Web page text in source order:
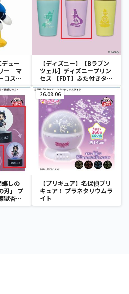
デュー
ー マ
コスチ
【ディズニー】【Bラプン
ツェル】ディズニープリン
セス 【FDT】ふた付きタン
ブラー
蝶しの
刃」 プ
獄杏寿
26.08.06
【プリキュア】名探偵プリ
キュア！ プラネタリウムラ
イト